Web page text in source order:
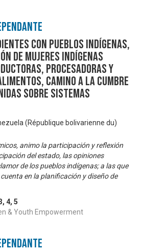
con pueblos indígenas,
de mujeres indígenas
procesadoras y
camino a la Cumbre
sobre Sistemas
(République bolivarienne du)
animo la participación y reflexión
del estado, las opiniones
de los pueblos indígenas; a las que
en la planificación y diseño de
, 4, 5
& Youth Empowerment